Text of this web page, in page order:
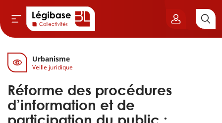
& Cimetières
& Élu local
Urbanisme
Veille juridique
Réforme des procédures
d’information et de
participation du public :